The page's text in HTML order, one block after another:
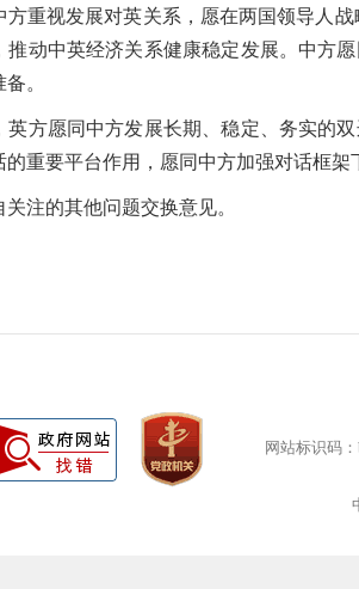
视发展对英关系，愿在两国领导人战
推动中英经济关系健康稳定发展。中方
。
愿同中方发展长期、稳定、务实的双
的重要平台作用，愿同中方加强对话框
的其他问题交换意见。
网站标识码